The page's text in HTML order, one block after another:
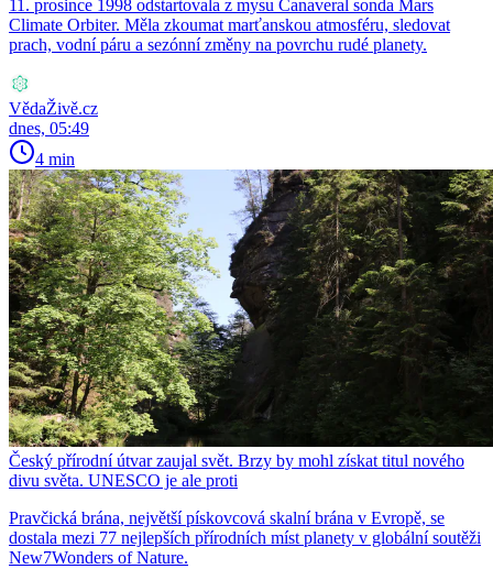
11. prosince 1998 odstartovala z mysu Canaveral sonda Mars
Climate Orbiter. Měla zkoumat marťanskou atmosféru, sledovat
prach, vodní páru a sezónní změny na povrchu rudé planety.
VědaŽivě.cz
dnes, 05:49
4 min
Český přírodní útvar zaujal svět. Brzy by mohl získat titul nového
divu světa. UNESCO je ale proti
Pravčická brána, největší pískovcová skalní brána v Evropě, se
dostala mezi 77 nejlepších přírodních míst planety v globální soutěži
New7Wonders of Nature.